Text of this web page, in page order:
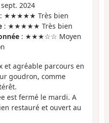
2024
: ★★★★★ Très bien
: ★★★★★ Très bien
: ★★★☆☆ Moyen
et agréable parcours en
goudron, comme
est fermé le mardi. A
restauré et ouvert au